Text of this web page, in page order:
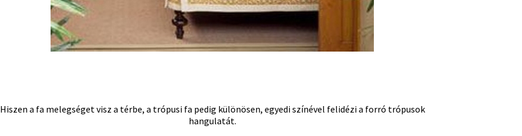
Hiszen a fa melegséget visz a térbe, a trópusi fa pedig különösen, egyedi színével felidézi a forró trópusok
hangulatát.